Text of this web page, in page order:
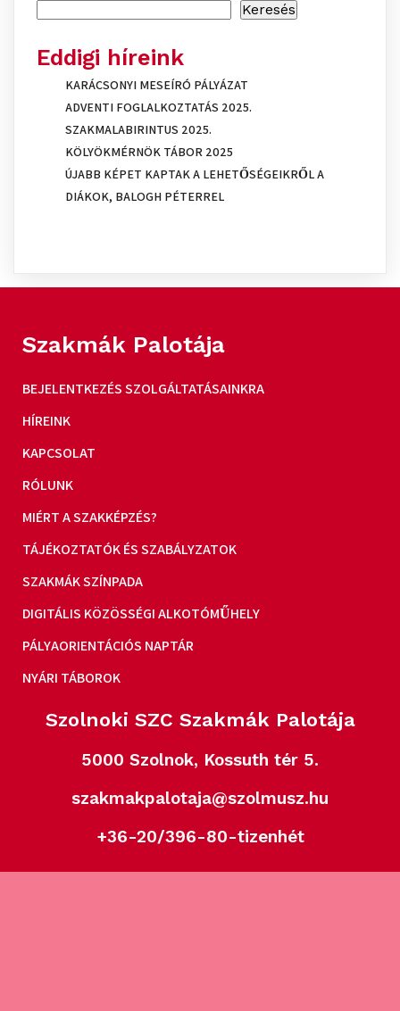
Keresés
Eddigi híreink
KARÁCSONYI MESEÍRÓ PÁLYÁZAT
ADVENTI FOGLALKOZTATÁS 2025.
SZAKMALABIRINTUS 2025.
KÖLYÖKMÉRNÖK TÁBOR 2025
ÚJABB KÉPET KAPTAK A LEHETŐSÉGEIKRŐL A
DIÁKOK, BALOGH PÉTERREL
Szakmák Palotája
BEJELENTKEZÉS SZOLGÁLTATÁSAINKRA
HÍREINK
KAPCSOLAT
RÓLUNK
MIÉRT A SZAKKÉPZÉS?
TÁJÉKOZTATÓK ÉS SZABÁLYZATOK
SZAKMÁK SZÍNPADA
DIGITÁLIS KÖZÖSSÉGI ALKOTÓMŰHELY
PÁLYAORIENTÁCIÓS NAPTÁR
NYÁRI TÁBOROK
Szolnoki SZC Szakmák Palotája
5000 Szolnok, Kossuth tér 5.
szakmakpalotaja@szolmusz.hu
+36-20/396-80-tizenhét